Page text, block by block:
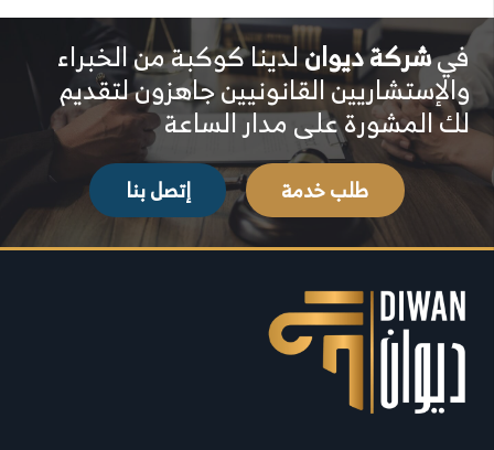
فيشركة ديوانلدينا كوكبة من الخبراء
والإستشاريين القانونيين جاهزون لتقديم
لك المشورة على مدار الساعة
طلب خدمة إتصل بنا